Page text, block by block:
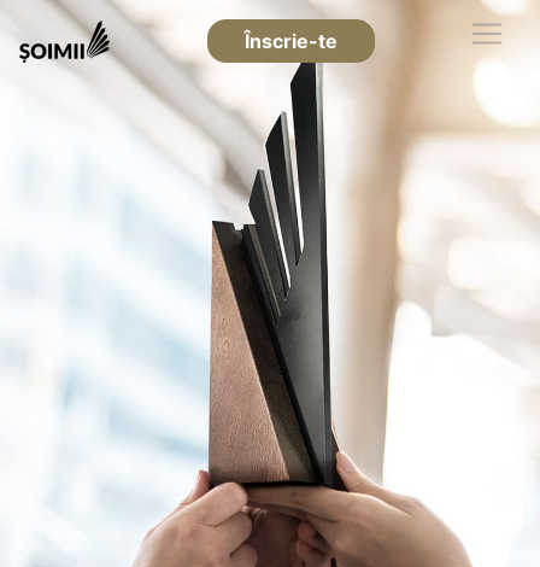
Înscrie-te